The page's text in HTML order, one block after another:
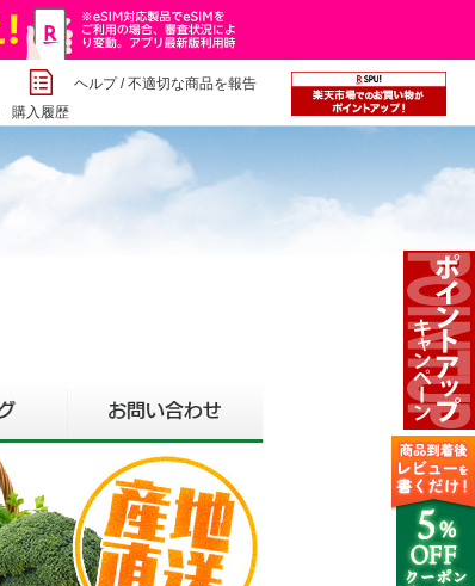
購入履歴
ヘルプ/不適切な商品を報告